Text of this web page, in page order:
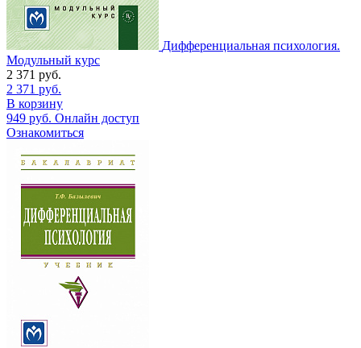
Дифференциальная психология.
Модульный курс
2 371 руб.
2 371 руб.
В корзину
949 руб. Онлайн доступ
Ознакомиться